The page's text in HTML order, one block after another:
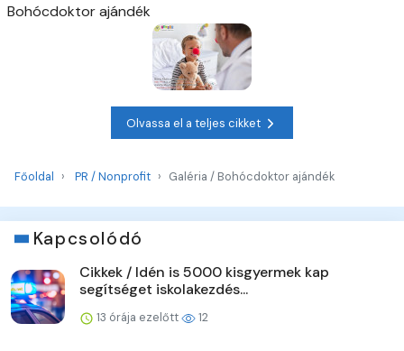
Bohócdoktor ajándék
Olvassa el a teljes cikket
Főoldal PR / Nonprofit Galéria / Bohócdoktor ajándék
Kapcsolódó
Cikkek / Idén is 5000 kisgyermek kap
segítséget iskolakezdés...
13 órája ezelőtt 12